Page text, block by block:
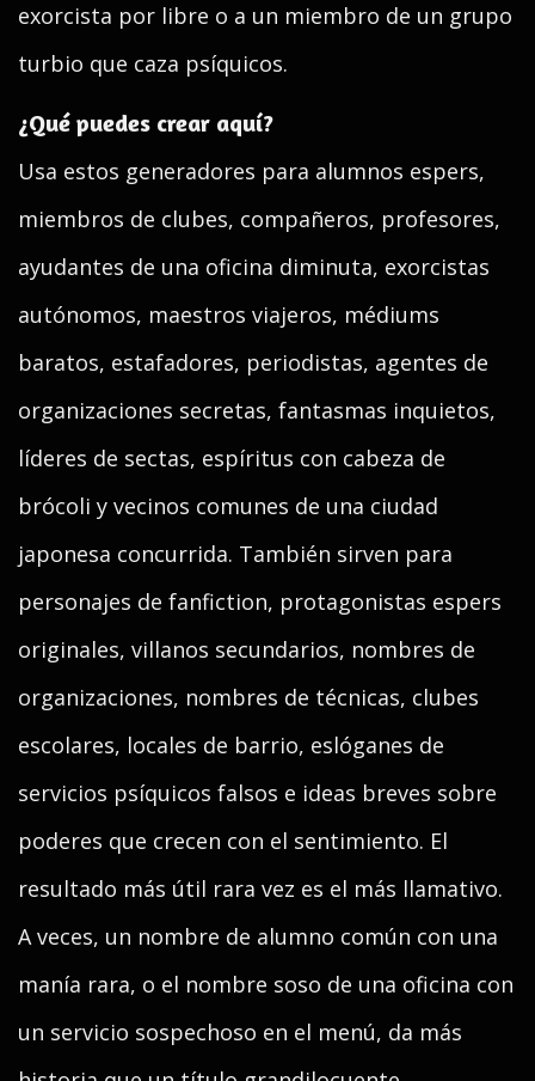
exorcista por libre o a un miembro de un grupo
turbio que caza psíquicos.
¿Qué puedes crear aquí?
Usa estos generadores para alumnos espers,
miembros de clubes, compañeros, profesores,
ayudantes de una oficina diminuta, exorcistas
autónomos, maestros viajeros, médiums
baratos, estafadores, periodistas, agentes de
organizaciones secretas, fantasmas inquietos,
líderes de sectas, espíritus con cabeza de
brócoli y vecinos comunes de una ciudad
japonesa concurrida. También sirven para
personajes de fanfiction, protagonistas espers
originales, villanos secundarios, nombres de
organizaciones, nombres de técnicas, clubes
escolares, locales de barrio, eslóganes de
servicios psíquicos falsos e ideas breves sobre
poderes que crecen con el sentimiento. El
resultado más útil rara vez es el más llamativo.
A veces, un nombre de alumno común con una
manía rara, o el nombre soso de una oficina con
un servicio sospechoso en el menú, da más